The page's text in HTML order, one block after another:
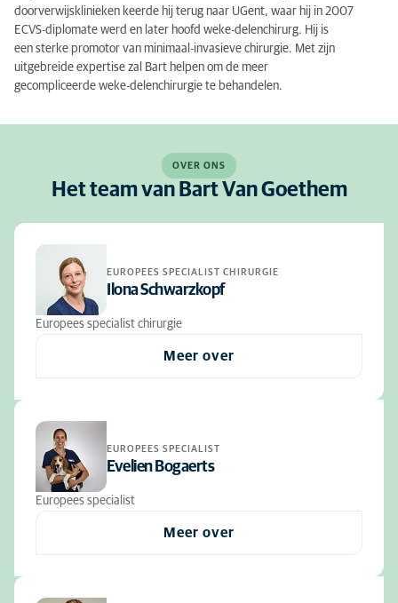
doorverwijsklinieken keerde hij terug naar UGent, waar hij in 2007
ECVS-diplomate werd en later hoofd weke-delenchirurg. Hij is
een sterke promotor van minimaal-invasieve chirurgie. Met zijn
uitgebreide expertise zal Bart helpen om de meer
gecompliceerde weke-delenchirurgie te behandelen.
OVER ONS
Het team van Bart Van Goethem
EUROPEES SPECIALIST CHIRURGIE
Ilona Schwarzkopf
Europees specialist chirurgie
Meer over
EUROPEES SPECIALIST
Evelien Bogaerts
Europees specialist
Meer over